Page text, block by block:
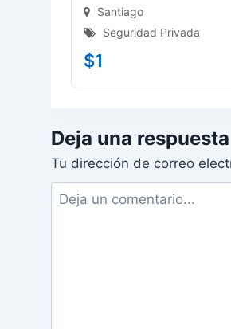
Santiago
Seguridad Privada
$1
Deja una respuesta
Tu dirección de correo